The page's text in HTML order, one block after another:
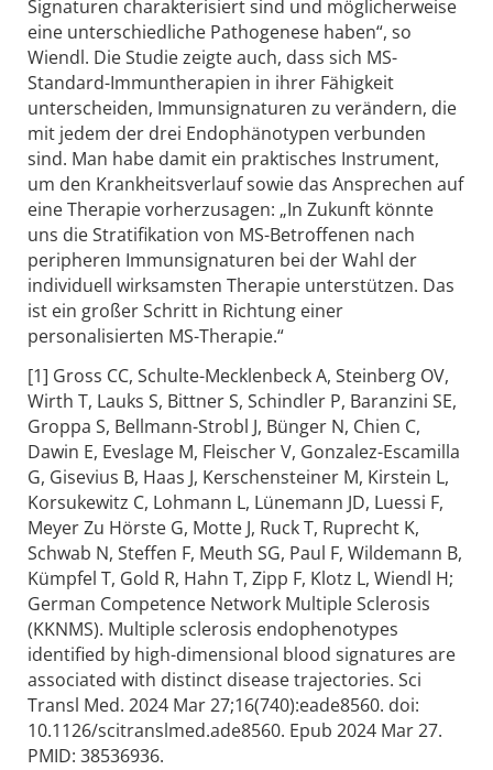
Signaturen charakterisiert sind und möglicherweise
eine unterschiedliche Pathogenese haben“, so
Wiendl. Die Studie zeigte auch, dass sich MS-
Standard-Immuntherapien in ihrer Fähigkeit
unterscheiden, Immunsignaturen zu verändern, die
mit jedem der drei Endophänotypen verbunden
sind. Man habe damit ein praktisches Instrument,
um den Krankheitsverlauf sowie das Ansprechen auf
eine Therapie vorherzusagen: „In Zukunft könnte
uns die Stratifikation von MS-Betroffenen nach
peripheren Immunsignaturen bei der Wahl der
individuell wirksamsten Therapie unterstützen. Das
ist ein großer Schritt in Richtung einer
personalisierten MS-Therapie.“
[1] Gross CC, Schulte-Mecklenbeck A, Steinberg OV,
Wirth T, Lauks S, Bittner S, Schindler P, Baranzini SE,
Groppa S, Bellmann-Strobl J, Bünger N, Chien C,
Dawin E, Eveslage M, Fleischer V, Gonzalez-Escamilla
G, Gisevius B, Haas J, Kerschensteiner M, Kirstein L,
Korsukewitz C, Lohmann L, Lünemann JD, Luessi F,
Meyer Zu Hörste G, Motte J, Ruck T, Ruprecht K,
Schwab N, Steffen F, Meuth SG, Paul F, Wildemann B,
Kümpfel T, Gold R, Hahn T, Zipp F, Klotz L, Wiendl H;
German Competence Network Multiple Sclerosis
(KKNMS). Multiple sclerosis endophenotypes
identified by high-dimensional blood signatures are
associated with distinct disease trajectories. Sci
Transl Med. 2024 Mar 27;16(740):eade8560. doi:
10.1126/scitranslmed.ade8560. Epub 2024 Mar 27.
PMID: 38536936.